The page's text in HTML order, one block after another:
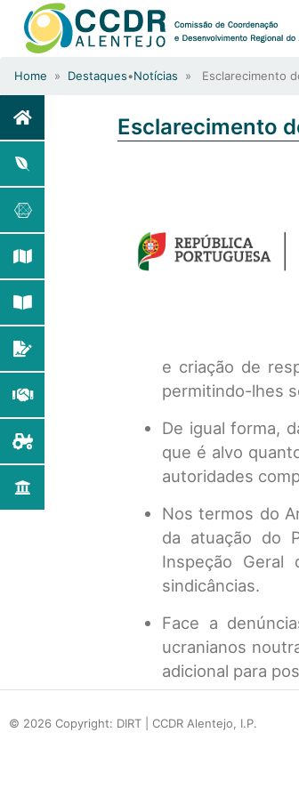
Home » Destaques•Notícias » Esclarecimento
Esclarecimento
e criação de
permitindo-lhes
De igual forma,
que é alvo
autoridades
Nos termos do
da atuação do
Inspeção Geral
sindicâncias.
Face a
ucranianos
adicional para
© 2026 Copyright: DIRT | CCDR Alentejo, I.P.